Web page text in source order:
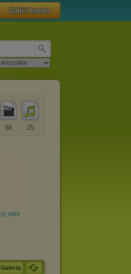
Załóż konto
25
66
opis
Galeria